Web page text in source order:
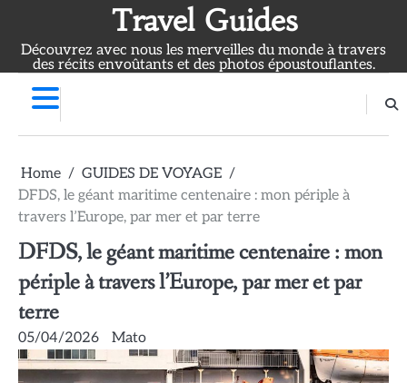
content
Travel Guides
Découvrez avec nous les merveilles du monde à travers
des récits envoûtants et des photos époustouflantes.
Home
GUIDES DE VOYAGE
DFDS, le géant maritime centenaire : mon périple à
travers l’Europe, par mer et par terre
DFDS, le géant maritime centenaire : mon
périple à travers l’Europe, par mer et par
terre
05/04/2026 Mato